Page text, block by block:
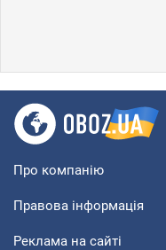
Про компанію
Правова інформація
Реклама на сайті